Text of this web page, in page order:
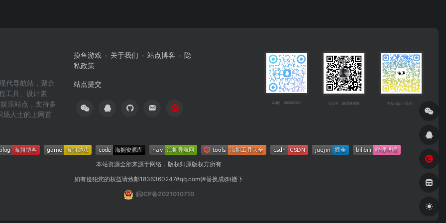
代导航站，聚合
工具、设计素
乐站点，支持多
场人士的上网首
摸鱼游戏 关于我们 站点博客
隐
私政策
站点提交
QQ群：682921902 公众号：微信搜海拥 本站 app（安卓）
本站资源全部来源于网络，版权归原版权方所有
如有侵犯您的权益请致邮1836360247#qq.com(#替换成@)撤下
皖ICP备2021010710